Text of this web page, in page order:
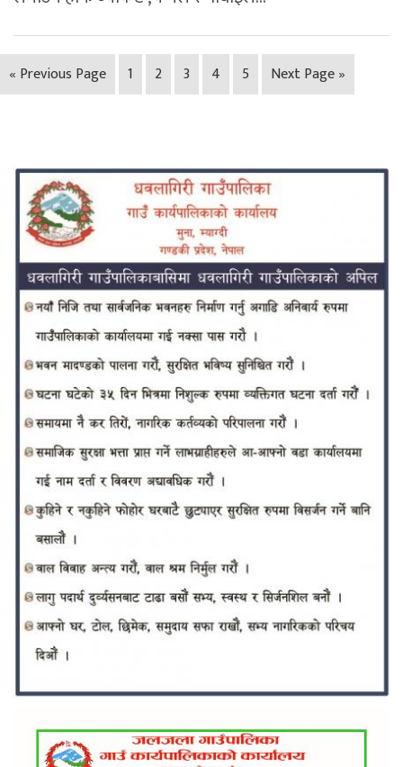
« Previous Page 1 2 3 4 5 Next Page »